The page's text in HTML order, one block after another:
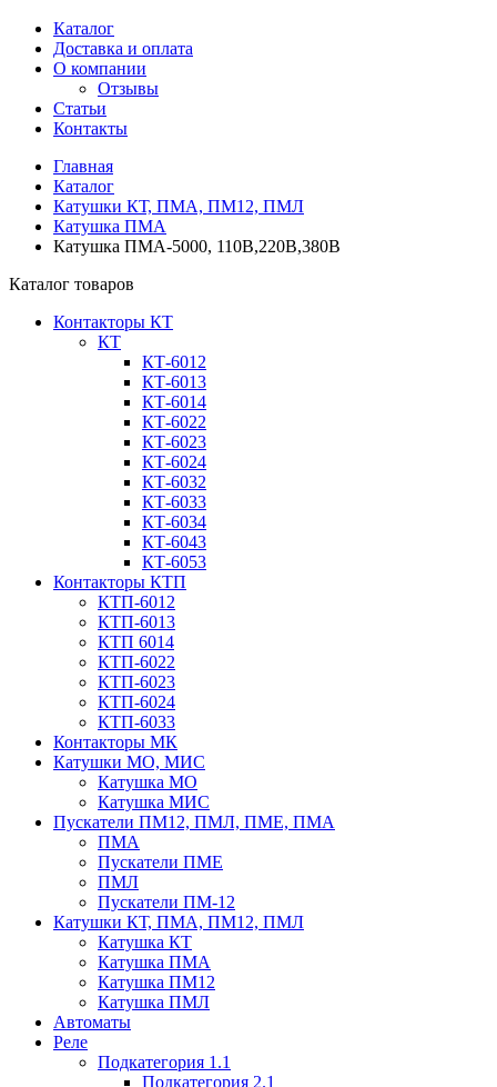
Каталог
Доставка и оплата
О компании
Отзывы
Статьи
Контакты
Главная
Каталог
Катушки КТ, ПМА, ПМ12, ПМЛ
Катушка ПМА
Катушка ПМА-5000, 110В,220В,380В
Каталог товаров
Контакторы КТ
КТ
КТ-6012
КТ-6013
КТ-6014
КТ-6022
КТ-6023
КТ-6024
КТ-6032
КТ-6033
КТ-6034
КТ-6043
КТ-6053
Контакторы КТП
КТП-6012
КТП-6013
КТП 6014
КТП-6022
КТП-6023
КТП-6024
КТП-6033
Контакторы МК
Катушки МО, МИС
Катушка МО
Катушка МИС
Пускатели ПМ12, ПМЛ, ПМЕ, ПМА
ПМА
Пускатели ПМЕ
ПМЛ
Пускатели ПМ-12
Катушки КТ, ПМА, ПМ12, ПМЛ
Катушка КТ
Катушка ПМА
Катушка ПМ12
Катушка ПМЛ
Автоматы
Реле
Подкатегория 1.1
Подкатегория 2.1